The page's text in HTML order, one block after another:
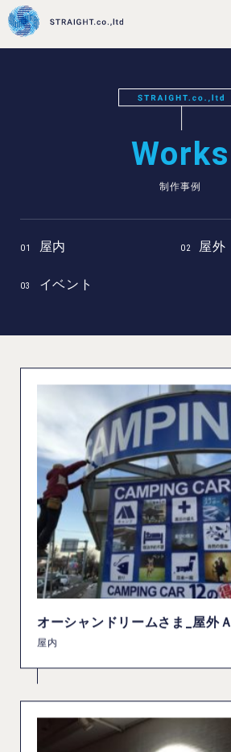
Works
制作事例
屋内 屋外
イベント
オーシャンドリームさま_屋外Ａ
屋内